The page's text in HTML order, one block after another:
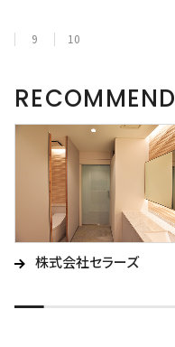
9 10
RECOMMEND
株式会社セラーズ